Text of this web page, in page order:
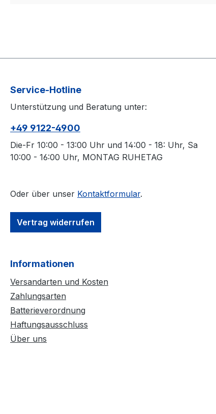
Service-Hotline
Unterstützung und Beratung unter:
+49 9122-4900
Die-Fr 10:00 - 13:00 Uhr und 14:00 - 18: Uhr, Sa
10:00 - 16:00 Uhr, MONTAG RUHETAG
Oder über unser Kontaktformular.
Vertrag widerrufen
Informationen
Versandarten und Kosten
Zahlungsarten
Batterieverordnung
Haftungsausschluss
Über uns